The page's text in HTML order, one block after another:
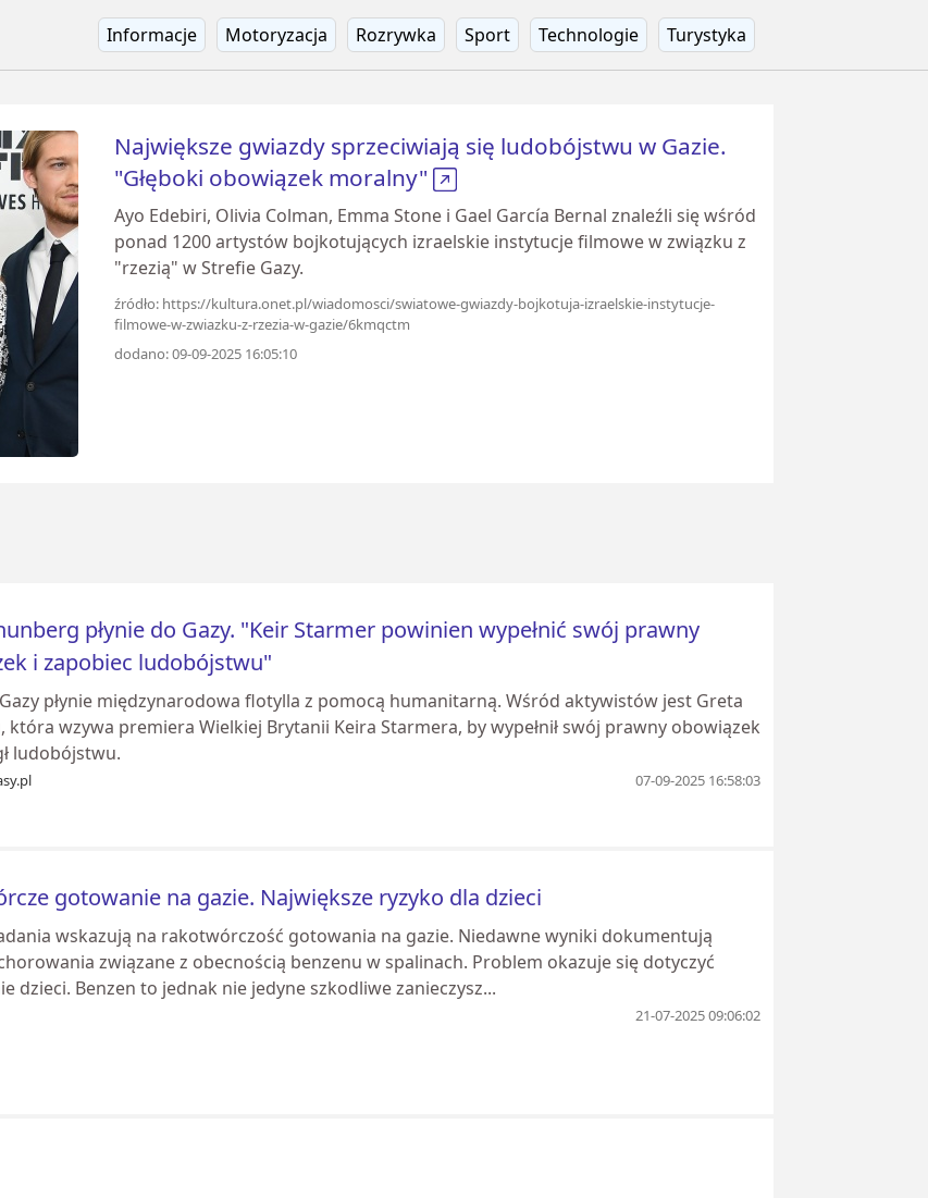
Informacje Motoryzacja Rozrywka Sport Technologie Turystyka
Największe gwiazdy sprzeciwiają się ludobójstwu w Gazie.
"Głęboki obowiązek moralny"
Ayo Edebiri, Olivia Colman, Emma Stone i Gael García Bernal znaleźli się wśród
ponad 1200 artystów bojkotujących izraelskie instytucje filmowe w związku z
"rzezią" w Strefie Gazy.
źródło: https://kultura.onet.pl/wiadomosci/swiatowe-gwiazdy-bojkotuja-izraelskie-instytucje-
filmowe-w-zwiazku-z-rzezia-w-gazie/6kmqctm
dodano: 09-09-2025 16:05:10
płynie do Gazy. "Keir Starmer powinien wypełnić swój prawny
i zapobiec ludobójstwu"
płynie międzynarodowa flotylla z pomocą humanitarną. Wśród aktywistów jest Greta
która wzywa premiera Wielkiej Brytanii Keira Starmera, by wypełnił swój prawny obowiązek
ludobójstwu.
07-09-2025 16:58:03
gotowanie na gazie. Największe ryzyko dla dzieci
wskazują na rakotwórczość gotowania na gazie. Niedawne wyniki dokumentują
związane z obecnością benzenu w spalinach. Problem okazuje się dotyczyć
dzieci. Benzen to jednak nie jedyne szkodliwe zanieczysz...
21-07-2025 09:06:02